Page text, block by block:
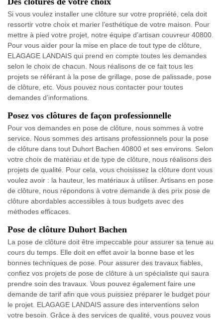
Si vous voulez installer une clôture sur votre propriété, cela doit
ressortir votre choix et marier l’esthétique de votre maison. Pour
mettre à pied votre projet, notre équipe d’artisan couvreur 40800.
Pour vous aider pour la mise en place de tout type de clôture,
ELAGAGE LANDAIS qui prend en compte toutes les demandes
selon le choix de chacun. Nous réalisons de ce fait tous les
projets se référant à la pose de grillage, pose de palissade, pose
de clôture, etc. Vous pouvez nous contacter pour toutes
demandes d’informations.
Posez vos clôtures de façon professionnelle
Pour vos demandes en pose de clôture, nous sommes à votre
service. Nous sommes des artisans professionnels pour la pose
de clôture dans tout Duhort Bachen 40800 et ses environs. Selon
votre choix de matériau et de type de clôture, nous réalisons des
projets de qualité. Pour cela, vous choisissez la clôture dont vous
voulez avoir : la hauteur, les matériaux à utiliser. Artisans en pose
de clôture, nous répondons à votre demande à des prix pose de
clôture abordables accessibles à tous budgets avec des
méthodes efficaces.
Pose de clôture Duhort Bachen
La pose de clôture doit être impeccable pour assurer sa tenue au
cours du temps. Elle doit en effet avoir la bonne base et les
bonnes techniques de pose. Pour assurer des travaux fiables,
confiez vos projets de pose de clôture à un spécialiste qui saura
prendre soin des travaux. Vous pouvez également faire une
demande de tarif afin que vous puissiez préparer le budget pour
le projet. ELAGAGE LANDAIS assure des interventions selon
votre besoin. Grâce à des services de qualité, vous pouvez vous